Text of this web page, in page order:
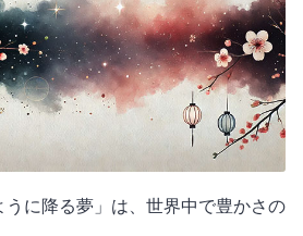
うに降る夢」は、世界中で豊かさの